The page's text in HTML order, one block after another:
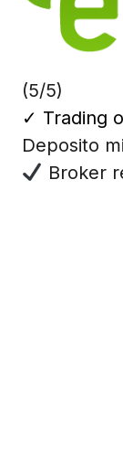
(5/5)
✓ Trading
Deposito
Broker